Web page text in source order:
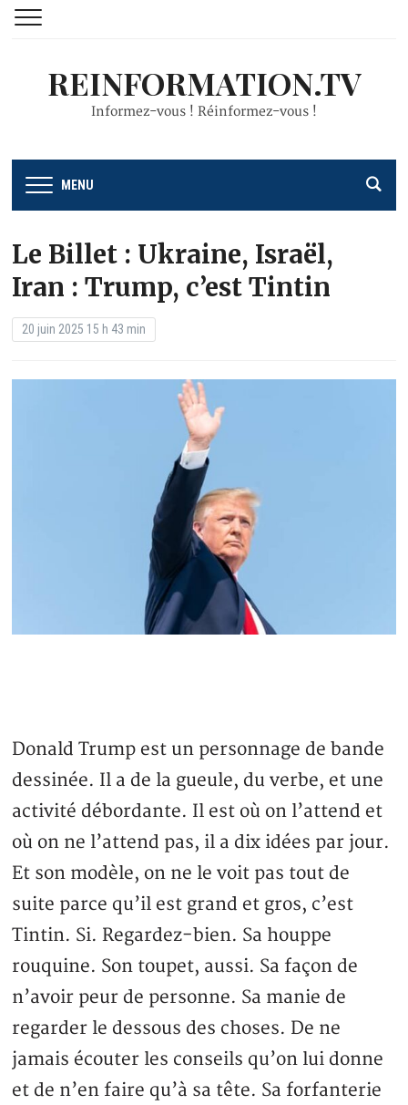
REINFORMATION.TV
Informez-vous ! Réinformez-vous !
MENU
Le Billet : Ukraine, Israël,
Iran : Trump, c’est Tintin
20 juin 2025 15 h 43 min
Donald Trump est un personnage de bande
dessinée. Il a de la gueule, du verbe, et une
activité débordante. Il est où on l’attend et
où on ne l’attend pas, il a dix idées par jour.
Et son modèle, on ne le voit pas tout de
suite parce qu’il est grand et gros, c’est
Tintin. Si. Regardez-bien. Sa houppe
rouquine. Son toupet, aussi. Sa façon de
n’avoir peur de personne. Sa manie de
regarder le dessous des choses. De ne
jamais écouter les conseils qu’on lui donne
et de n’en faire qu’à sa tête. Sa forfanterie